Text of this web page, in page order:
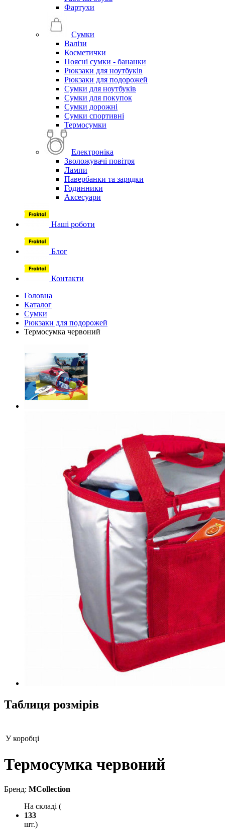
Фартухи
Сумки
Валізи
Косметички
Поясні сумки - бананки
Рюкзаки для ноутбуків
Рюкзаки для подорожей
Сумки для ноутбуків
Сумки для покупок
Сумки дорожні
Сумки спортивні
Термосумки
Електроніка
Зволожувачі повітря
Лампи
Павербанки та зарядки
Годинники
Аксесуари
Наші роботи
Блог
Контакти
Головна
Каталог
Сумки
Рюкзаки для подорожей
Термосумка червоний
Таблиця розмірів
У коробці
Термосумка червоний
Бренд: MCollection
На складі (
133
шт.)